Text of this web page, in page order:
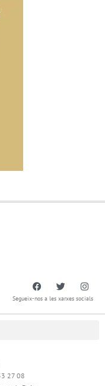
Segueix-nos a les xarxes socials
27 08